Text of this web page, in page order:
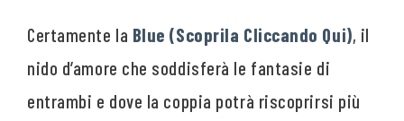
Certamente la Blue (Scoprila Cliccando Qui), il
nido d’amore che soddisferà le fantasie di
entrambi e dove la coppia potrà riscoprirsi più